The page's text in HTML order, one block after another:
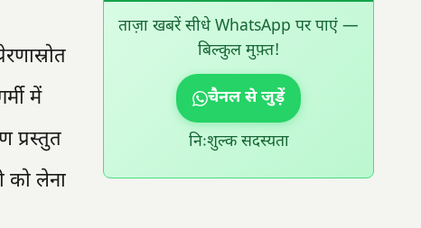
में
प्रस्तुत
को लेना
ताज़ा खबरें सीधे WhatsApp पर पाएं —
बिल्कुल मुफ़्त!
चैनल से जुड़ें
निःशुल्क सदस्यता